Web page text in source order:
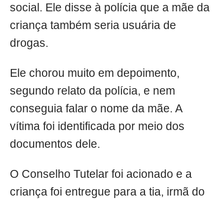
social. Ele disse à polícia que a mãe da
criança também seria usuária de
drogas.
Ele chorou muito em depoimento,
segundo relato da polícia, e nem
conseguia falar o nome da mãe. A
vítima foi identificada por meio dos
documentos dele.
O Conselho Tutelar foi acionado e a
criança foi entregue para a tia, irmã do